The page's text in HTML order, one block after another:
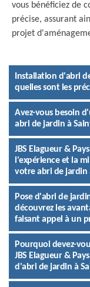
vous bénéficiez de
précise, assurant
projet
Installation d'abri
quelles sont les
Avez-vous besoin
abri de jardin à
JBS Elagueur &
l'expérience et la
votre abri de jardin
Pose d'abri de
découvrez les
faisant appel à un
Pourquoi devez-
JBS Elagueur &
d'abri de jardin à